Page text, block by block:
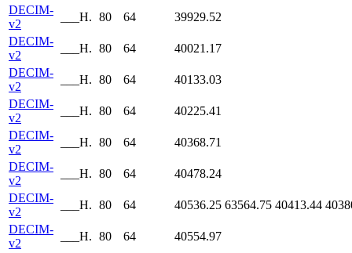
DECIM-
v2
___H. 80 64
39929.52
DECIM-
v2
___H. 80 64
40021.17
DECIM-
v2
___H. 80 64
40133.03
DECIM-
v2
___H. 80 64
40225.41
DECIM-
v2
___H. 80 64
40368.71
DECIM-
v2
___H. 80 64
40478.24
DECIM-
v2
___H. 80 64 40536.25 63564.75 40413.44
DECIM-
v2
___H. 80 64
40554.97